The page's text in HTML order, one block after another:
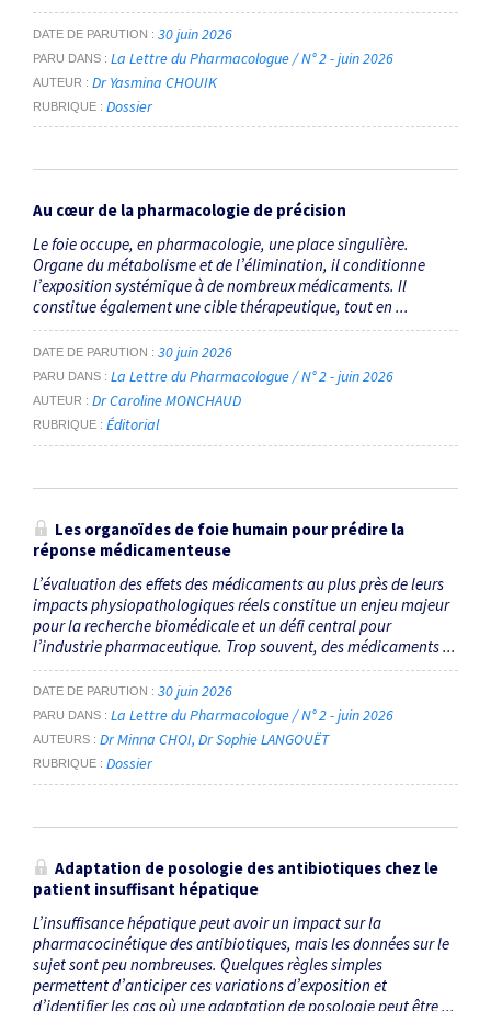
DATE DE PARUTION 30 juin 2026
PARU DANS La Lettre du Pharmacologue / N° 2 - juin 2026
AUTEUR Dr Yasmina CHOUIK
RUBRIQUE Dossier
Au cœur de la pharmacologie de précision
Le foie occupe, en pharmacologie, une place singulière.
Organe du métabolisme et de l’élimination, il conditionne
l’exposition systémique à de nombreux médicaments. Il
constitue également une cible thérapeutique, tout en ...
DATE DE PARUTION 30 juin 2026
PARU DANS La Lettre du Pharmacologue / N° 2 - juin 2026
AUTEUR Dr Caroline MONCHAUD
RUBRIQUE Éditorial
Les organoïdes de foie humain pour prédire la
réponse médicamenteuse
L’évaluation des effets des médicaments au plus près de leurs
impacts physiopathologiques réels constitue un enjeu majeur
pour la recherche biomédicale et un défi central pour
l’industrie pharmaceutique. Trop souvent, des médicaments ...
DATE DE PARUTION 30 juin 2026
PARU DANS La Lettre du Pharmacologue / N° 2 - juin 2026
AUTEURS Dr Minna CHOI Dr Sophie LANGOUËT
RUBRIQUE Dossier
Adaptation de posologie des antibiotiques chez le
patient insuffisant hépatique
L’insuffisance hépatique peut avoir un impact sur la
pharmacocinétique des antibiotiques, mais les données sur le
sujet sont peu nombreuses. Quelques règles simples
permettent d’anticiper ces variations d’exposition et
d’identifier les cas où une adaptation de posologie peut être ...